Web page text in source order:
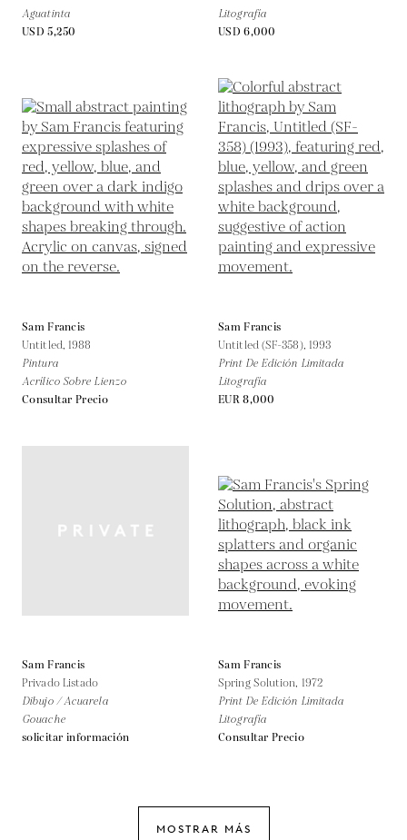
Aguatinta
USD 5,250
Litografía
USD 6,000
Sam Francis
Untitled, 1988
Pintura
Acrílico Sobre Lienzo
Consultar Precio
Sam Francis
Untitled (SF-358), 1993
Print De Edición Limitada
Litografía
EUR 8,000
Sam Francis
Privado Listado
Dibujo / Acuarela
Gouache
solicitar información
Sam Francis
Spring Solution, 1972
Print De Edición Limitada
Litografía
Consultar Precio
MOSTRAR MÁS